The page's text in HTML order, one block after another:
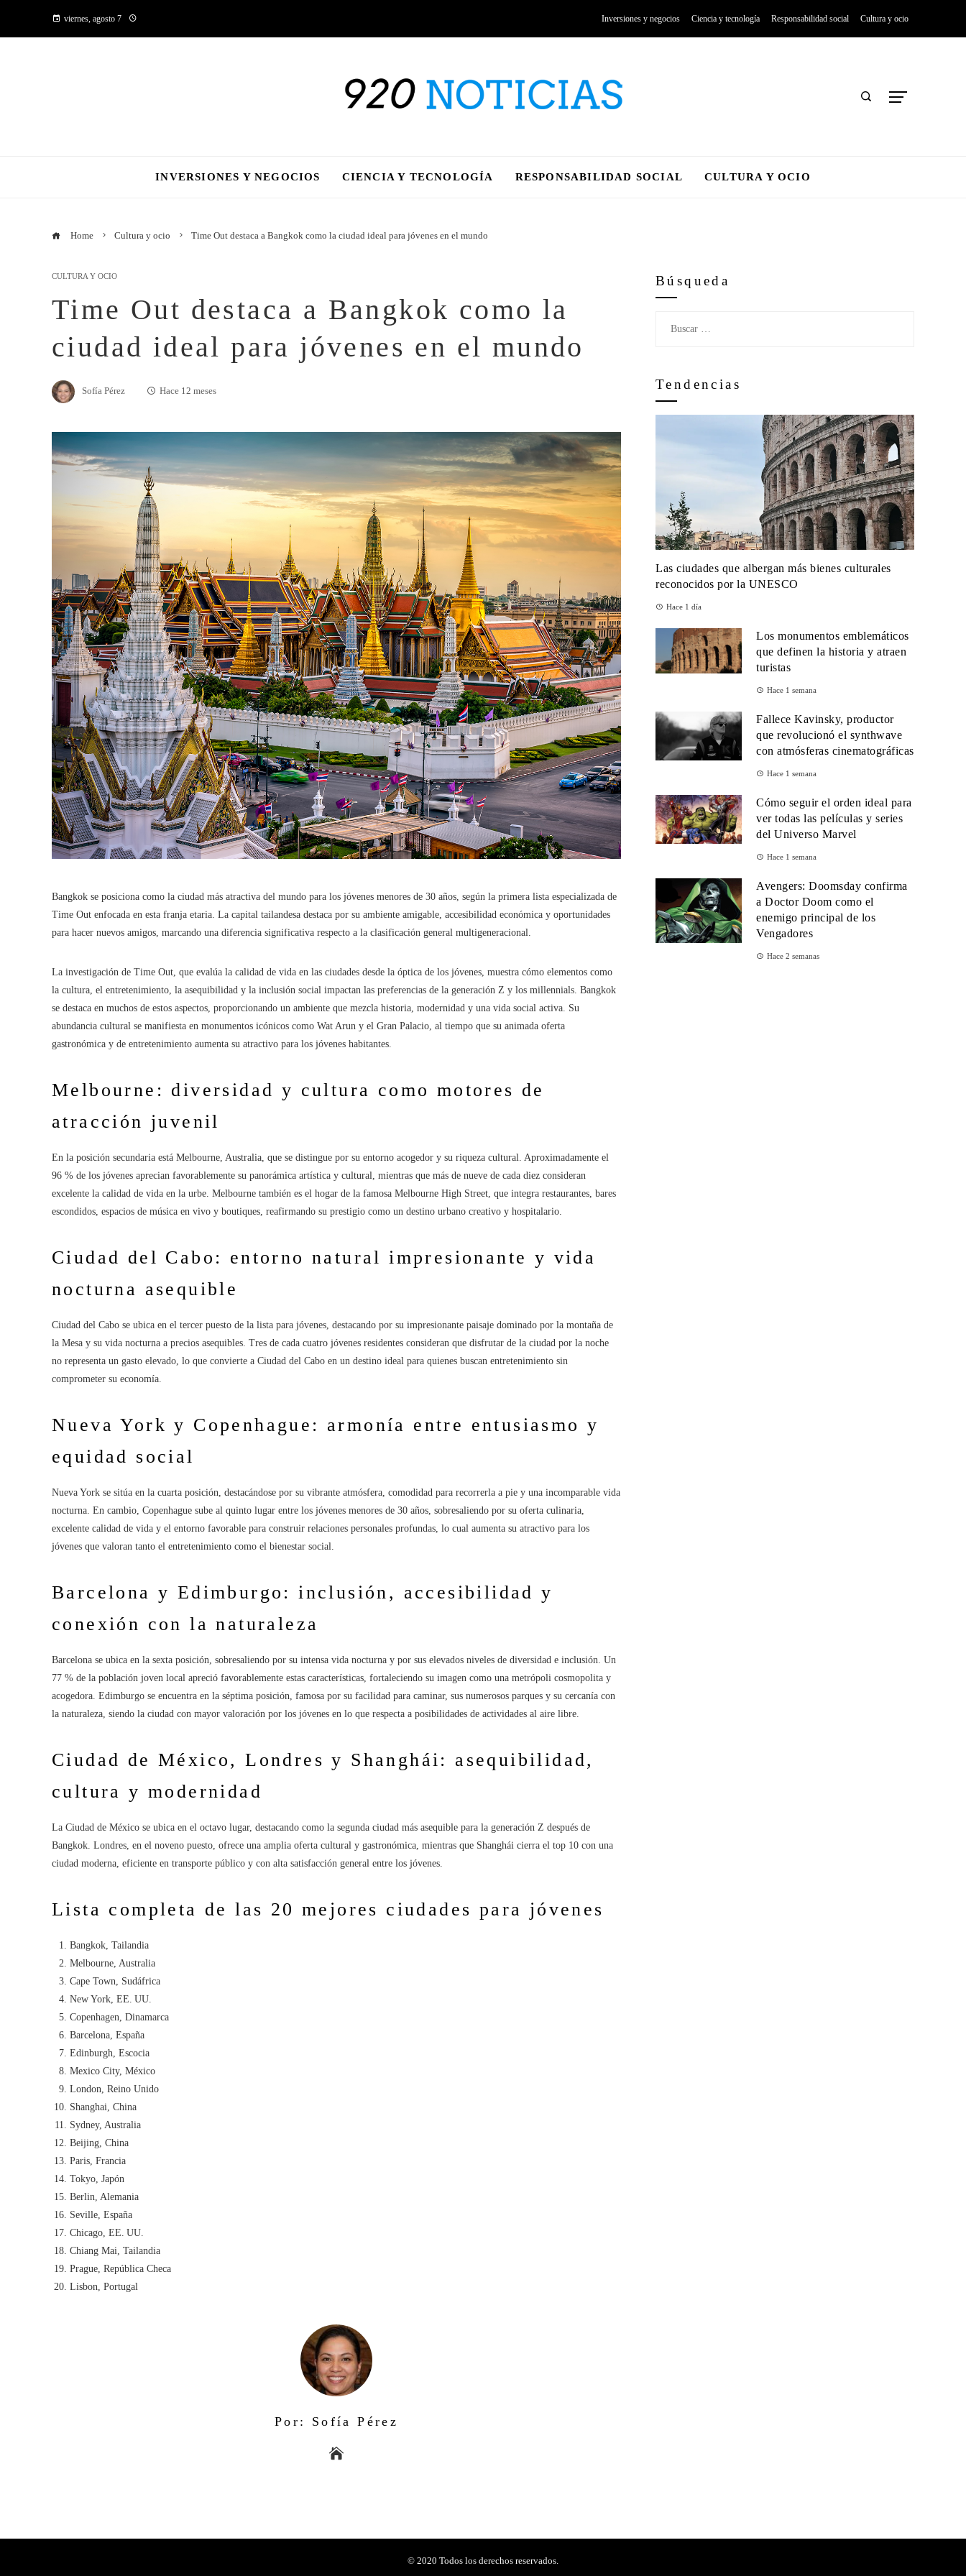
viernes, agosto 7 Inversiones y negocios Ciencia y tecnología Responsabilidad social Cultura y ocio
INVERSIONES Y NEGOCIOS CIENCIA Y TECNOLOGÍA RESPONSABILIDAD SOCIAL CULTURA Y OCIO
Home Cultura y ocio Time Out destaca a Bangkok como la ciudad ideal para jóvenes en el mundo
CULTURA Y OCIO
Time Out destaca a Bangkok como la
ciudad ideal para jóvenes en el mundo
Sofía Pérez Hace 12 meses
Bangkok se posiciona como la ciudad más atractiva del mundo para los jóvenes menores de 30 años, según la primera lista especializada de
Time Out enfocada en esta franja etaria. La capital tailandesa destaca por su ambiente amigable, accesibilidad económica y oportunidades
para hacer nuevos amigos, marcando una diferencia significativa respecto a la clasificación general multigeneracional.
La investigación de Time Out, que evalúa la calidad de vida en las ciudades desde la óptica de los jóvenes, muestra cómo elementos como
la cultura, el entretenimiento, la asequibilidad y la inclusión social impactan las preferencias de la generación Z y los millennials. Bangkok
se destaca en muchos de estos aspectos, proporcionando un ambiente que mezcla historia, modernidad y una vida social activa. Su
abundancia cultural se manifiesta en monumentos icónicos como Wat Arun y el Gran Palacio, al tiempo que su animada oferta
gastronómica y de entretenimiento aumenta su atractivo para los jóvenes habitantes.
Melbourne: diversidad y cultura como motores de
atracción juvenil
En la posición secundaria está Melbourne, Australia, que se distingue por su entorno acogedor y su riqueza cultural. Aproximadamente el
96 % de los jóvenes aprecian favorablemente su panorámica artística y cultural, mientras que más de nueve de cada diez consideran
excelente la calidad de vida en la urbe. Melbourne también es el hogar de la famosa Melbourne High Street, que integra restaurantes, bares
escondidos, espacios de música en vivo y boutiques, reafirmando su prestigio como un destino urbano creativo y hospitalario.
Ciudad del Cabo: entorno natural impresionante y vida
nocturna asequible
Ciudad del Cabo se ubica en el tercer puesto de la lista para jóvenes, destacando por su impresionante paisaje dominado por la montaña de
la Mesa y su vida nocturna a precios asequibles. Tres de cada cuatro jóvenes residentes consideran que disfrutar de la ciudad por la noche
no representa un gasto elevado, lo que convierte a Ciudad del Cabo en un destino ideal para quienes buscan entretenimiento sin
comprometer su economía.
Nueva York y Copenhague: armonía entre entusiasmo y
equidad social
Nueva York se sitúa en la cuarta posición, destacándose por su vibrante atmósfera, comodidad para recorrerla a pie y una incomparable vida
nocturna. En cambio, Copenhague sube al quinto lugar entre los jóvenes menores de 30 años, sobresaliendo por su oferta culinaria,
excelente calidad de vida y el entorno favorable para construir relaciones personales profundas, lo cual aumenta su atractivo para los
jóvenes que valoran tanto el entretenimiento como el bienestar social.
Barcelona y Edimburgo: inclusión, accesibilidad y
conexión con la naturaleza
Barcelona se ubica en la sexta posición, sobresaliendo por su intensa vida nocturna y por sus elevados niveles de diversidad e inclusión. Un
77 % de la población joven local apreció favorablemente estas características, fortaleciendo su imagen como una metrópoli cosmopolita y
acogedora. Edimburgo se encuentra en la séptima posición, famosa por su facilidad para caminar, sus numerosos parques y su cercanía con
la naturaleza, siendo la ciudad con mayor valoración por los jóvenes en lo que respecta a posibilidades de actividades al aire libre.
Ciudad de México, Londres y Shanghái: asequibilidad,
cultura y modernidad
La Ciudad de México se ubica en el octavo lugar, destacando como la segunda ciudad más asequible para la generación Z después de
Bangkok. Londres, en el noveno puesto, ofrece una amplia oferta cultural y gastronómica, mientras que Shanghái cierra el top 10 con una
ciudad moderna, eficiente en transporte público y con alta satisfacción general entre los jóvenes.
Lista completa de las 20 mejores ciudades para jóvenes
Bangkok, Tailandia
Melbourne, Australia
Cape Town, Sudáfrica
New York, EE. UU.
Copenhagen, Dinamarca
Barcelona, España
Edinburgh, Escocia
Mexico City, México
London, Reino Unido
Shanghai, China
Sydney, Australia
Beijing, China
Paris, Francia
Tokyo, Japón
Berlin, Alemania
Seville, España
Chicago, EE. UU.
Chiang Mai, Tailandia
Prague, República Checa
Lisbon, Portugal
Por: Sofía Pérez
Búsqueda
Tendencias
Las ciudades que albergan más bienes culturales
reconocidos por la UNESCO
Hace 1 día
Los monumentos emblemáticos
que definen la historia y atraen
turistas
Hace 1 semana
Fallece Kavinsky, productor
que revolucionó el synthwave
con atmósferas cinematográficas
Hace 1 semana
Cómo seguir el orden ideal para
ver todas las películas y series
del Universo Marvel
Hace 1 semana
Avengers: Doomsday confirma
a Doctor Doom como el
enemigo principal de los
Vengadores
Hace 2 semanas
© 2020 Todos los derechos reservados.